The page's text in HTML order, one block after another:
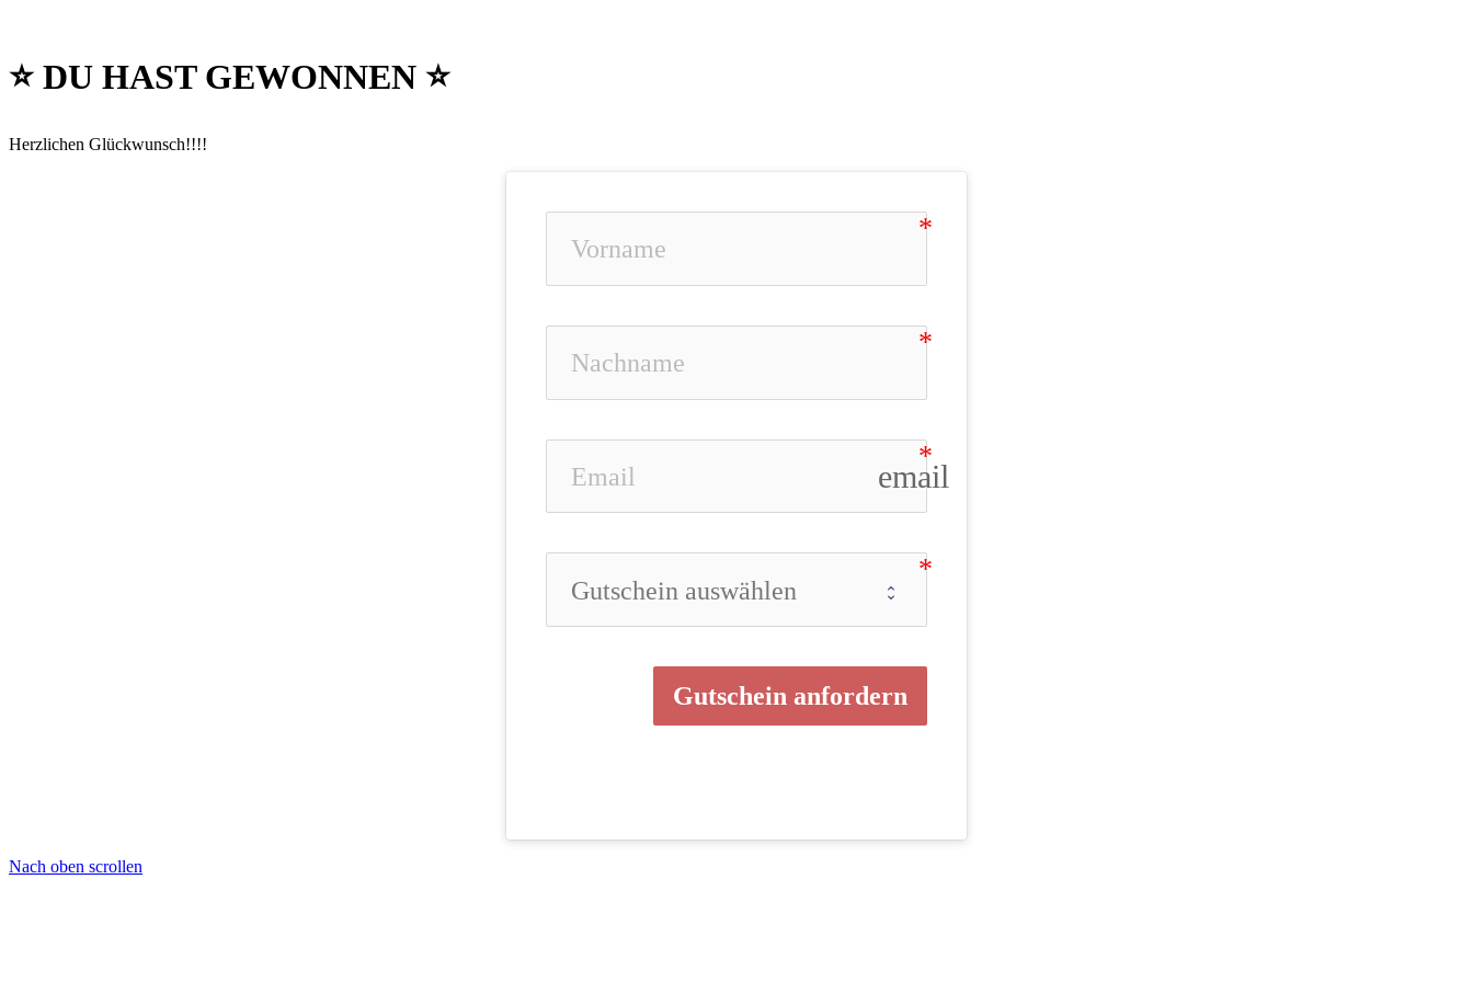
⭐️ DU HAST GEWONNEN ⭐️
Herzlichen Glückwunsch!!!!
email
Gutschein anfordern
Nach oben scrollen